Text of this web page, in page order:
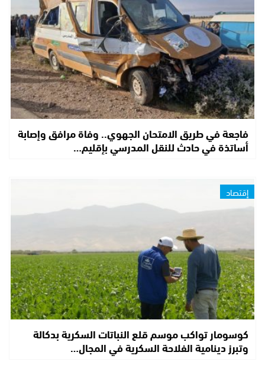
فاجعة في طريق الامتحان الجهوي.. وفاة مرافق وإصابة
أساتذة في حادث للنقل المدرسي بإقليم…
إقتصاد
كوسومار تواكب موسم قلع النباتات السكرية بدكالة
وتبرز دينامية الفلاحة السكرية في المجال…